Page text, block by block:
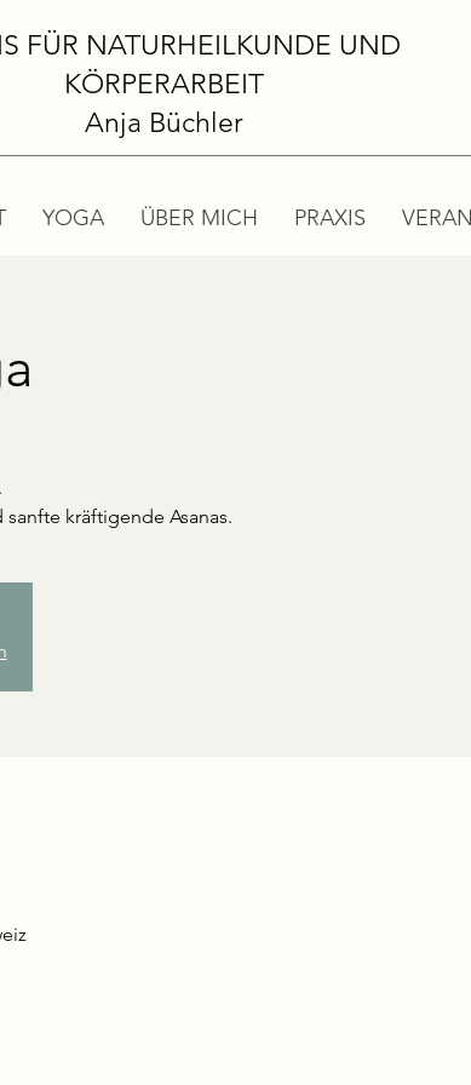
FÜR NATURHEILKUNDE UND
KÖRPERARBEIT
Anja Büchler
YOGA ÜBER MICH PRAXIS
kräftigende Asanas.